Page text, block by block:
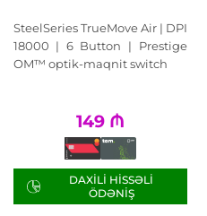
SteelSeries TrueMove Air | DPI
18000 | 6 Button | Prestige
OM™ optik-maqnit switch
149 ₼
DAXILI HISSƏLI
ÖDƏNIŞ